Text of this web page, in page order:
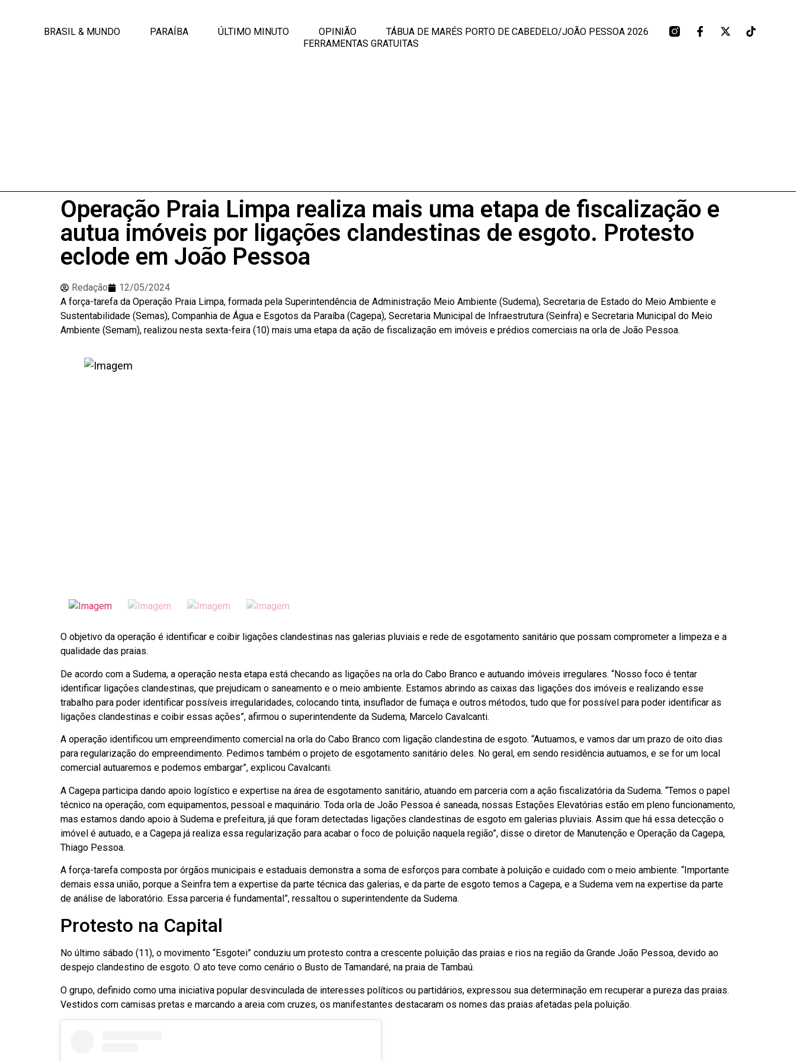
BRASIL & MUNDO PARAÍBA ÚLTIMO MINUTO OPINIÃO
TÁBUA DE MARÉS PORTO DE CABEDELO/JOÃO PESSOA 2026
FERRAMENTAS GRATUITAS
Operação Praia Limpa realiza mais uma etapa de fiscalização e
autua imóveis por ligações clandestinas de esgoto. Protesto
eclode em João Pessoa
Redação
12/05/2024
A força-tarefa da Operação Praia Limpa, formada pela Superintendência de Administração Meio Ambiente (Sudema), Secretaria de Estado do Meio Ambiente e
Sustentabilidade (Semas), Companhia de Água e Esgotos da Paraíba (Cagepa), Secretaria Municipal de Infraestrutura (Seinfra) e Secretaria Municipal do Meio
Ambiente (Semam), realizou nesta sexta-feira (10) mais uma etapa da ação de fiscalização em imóveis e prédios comerciais na orla de João Pessoa.
O objetivo da operação é identificar e coibir ligações clandestinas nas galerias pluviais e rede de esgotamento sanitário que possam comprometer a limpeza e a
qualidade das praias.
De acordo com a Sudema, a operação nesta etapa está checando as ligações na orla do Cabo Branco e autuando imóveis irregulares. “Nosso foco é tentar
identificar ligações clandestinas, que prejudicam o saneamento e o meio ambiente. Estamos abrindo as caixas das ligações dos imóveis e realizando esse
trabalho para poder identificar possíveis irregularidades, colocando tinta, insuflador de fumaça e outros métodos, tudo que for possível para poder identificar as
ligações clandestinas e coibir essas ações”, afirmou o superintendente da Sudema, Marcelo Cavalcanti.
A operação identificou um empreendimento comercial na orla do Cabo Branco com ligação clandestina de esgoto. “Autuamos, e vamos dar um prazo de oito dias
para regularização do empreendimento. Pedimos também o projeto de esgotamento sanitário deles. No geral, em sendo residência autuamos, e se for um local
comercial autuaremos e podemos embargar”, explicou Cavalcanti.
A Cagepa participa dando apoio logístico e expertise na área de esgotamento sanitário, atuando em parceria com a ação fiscalizatória da Sudema. “Temos o papel
técnico na operação, com equipamentos, pessoal e maquinário. Toda orla de João Pessoa é saneada, nossas Estações Elevatórias estão em pleno funcionamento,
mas estamos dando apoio à Sudema e prefeitura, já que foram detectadas ligações clandestinas de esgoto em galerias pluviais. Assim que há essa detecção o
imóvel é autuado, e a Cagepa já realiza essa regularização para acabar o foco de poluição naquela região”, disse o diretor de Manutenção e Operação da Cagepa,
Thiago Pessoa.
A força-tarefa composta por órgãos municipais e estaduais demonstra a soma de esforços para combate à poluição e cuidado com o meio ambiente. “Importante
demais essa união, porque a Seinfra tem a expertise da parte técnica das galerias, e da parte de esgoto temos a Cagepa, e a Sudema vem na expertise da parte
de análise de laboratório. Essa parceria é fundamental”, ressaltou o superintendente da Sudema.
Protesto na Capital
No último sábado (11), o movimento “Esgotei” conduziu um protesto contra a crescente poluição das praias e rios na região da Grande João Pessoa, devido ao
despejo clandestino de esgoto. O ato teve como cenário o Busto de Tamandaré, na praia de Tambaú.
O grupo, definido como uma iniciativa popular desvinculada de interesses políticos ou partidários, expressou sua determinação em recuperar a pureza das praias.
Vestidos com camisas pretas e marcando a areia com cruzes, os manifestantes destacaram os nomes das praias afetadas pela poluição.